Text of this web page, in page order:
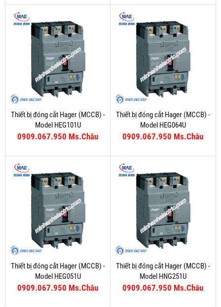
Thiết bị đóng cắt Hager (MCCB) -
Model HEG101U
0909.067.950 Ms.Châu
Thiết bị đóng cắt Hager (MCCB) -
Model HEG064U
0909.067.950 Ms.Châu
Thiết bị đóng cắt Hager (MCCB) -
Model HEG051U
0909.067.950 Ms.Châu
Thiết bị đóng cắt Hager (MCCB) -
Model HNG251U
0909.067.950 Ms.Châu